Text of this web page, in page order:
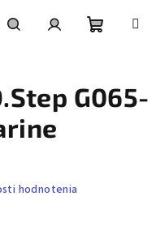
košík
G065-
hodnotenia